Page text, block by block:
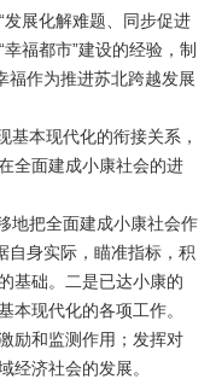
发展化解难题、同步促进
福都市”建设的经验，制
福作为推进苏北跨越发展
本现代化的衔接关系，
全面建成小康社会的进
地把全面建成小康社会作
自身实际，瞄准指标，积
基础。二是已达小康的
本现代化的各项工作。
励和监测作用；发挥对
经济社会的发展。